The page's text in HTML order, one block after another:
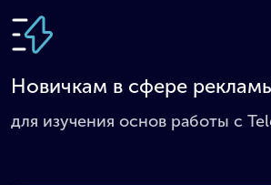
Новичкам в сфере
для изучения основ работы с